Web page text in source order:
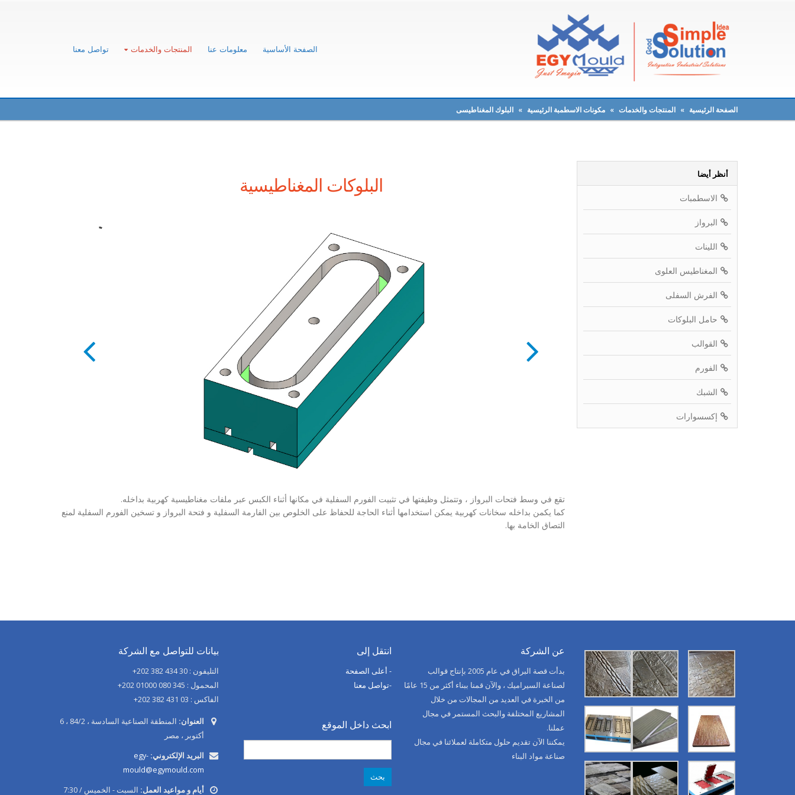
الصفحة الأساسية معلومات عنا المنتجات والخدمات تواصل معنا
الصفحة الرئيسية » المنتجات والخدمات » مكونات الاسطمبة الرئيسية » البلوك المغناطيسى
البلوكات المغناطيسية
تقع في وسط فتحات البرواز ، وتتمثل وظيفتها في تثبيت الفورم السفلية في مكانها أثناء الكبس عبر ملفات مغناطيسية كهربية بداخله.
كما يكمن بداخله سخانات كهربية يمكن استخدامها أثناء الحاجة للحفاظ على الخلوص بين الفارمة السفلية و فتحة البرواز و تسخين الفورم السفلية لمنع
التصاق الخامة بها.
أنظر أيضا
الاسطمبات
البرواز
اللينات
المغناطيس العلوى
الفرش السفلى
حامل البلوكات
القوالب
الفورم
الشبك
إكسسوارات
عن الشركة
بدأت قصة البراق في عام 2005 بإنتاج قوالب
لصناعة السيراميك ، والآن قمنا ببناء أكثر من 15 عامًا
من الخبرة في العديد من المجالات من خلال
المشاريع المختلفة والبحث المستمر في مجال
عملنا.
يمكننا الآن تقديم حلول متكاملة لعملائنا في مجال
صناعة مواد البناء
انتقل إلى
- أعلى الصفحة
-تواصل معنا
ابحث داخل الموقع
عن:
بيانات للتواصل مع الشركة
التليفون : 30 434 382 202+
المحمول : 345 080 01000 202+
الفاكس : 03 431 382 202+
العنوان:
المنطقة الصناعية السادسة ، 84/2 ، 6
أكتوبر ، مصر
البريد الإلكتروني: egy-
mould@egymould.com
أيام و مواعيد العمل:
السبت - الخميس / 7:30